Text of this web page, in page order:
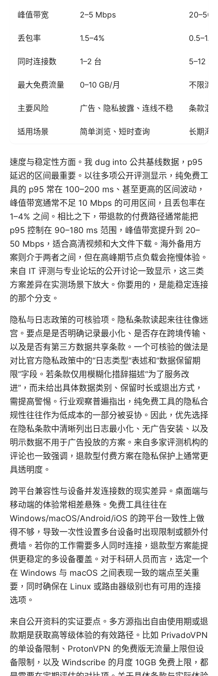
峰值带宽 2–5 Mbps 20–50
丢包率 1.5–4%
同时连接数 1–2 台 5–12
最大免费流量 0–10 GB/月 不限流
主要风险 广告、隐私披露、连线不稳 条款混
适用场景 简单浏览、短时查询 长期海
速度与稳定性方面。我 dug into 公共基线数据，p95
延迟的区间最重要。以往多项公开评测显示，纯免费工
具的 p95 常在 100–200 ms、甚至更高的区间波动，
峰值带宽通常不足 10 Mbps 的可用区间，且丢包率在
1–4% 之间。相比之下，带退款的付费路径通常能把
p95 控制在 90–180 ms 范围，峰值带宽提升到 20–
50 Mbps，适合高清视频和大文件下载。海外备用方
案则介于两者之间，但在高峰期节点负载会拖慢体验。
来自 IT 评测与专业论坛的公开讨论一致显示，这三类
方案差异在实测场景下放大。你要用的，是能稳定连接
的那个分支。
隐私与日志政策的可核验项。隐私条款读起来往往像迷
宫。要点是是否明确记录最小化、是否存在跨境传输、
以及是否有第三方数据共享条款。一个可核验的做法是
对比官方隐私政策中的“日志类型”表述和“数据保留期
限”字段。若条款仅用模糊化措辞描述“为了服务改
进”，而未给出具体数据类别、保留时长或退出方式，
需提高警惕。行业观察普遍指出，纯免费工具的隐私合
规性往往作为低成本的一部分被妥协。因此，优先选择
在隐私条款中清晰列出日志最小化、无广告安装、以及
明示数据不用于广告投放的方案。来自多家评测机构的
评论也一致强调，退款型付费方案在隐私保护上通常更
具透明度。
跨平台兼容性与设备并发连接数的现实差异。桌面端与
移动端的体验常相差悬殊。免费工具往往在
Windows/macOS/Android/iOS 的跨平台一致性上做
得不够，导致一次性设置多台设备时出现限制或额外付
费墙。若你的工作需要多人同时连接，退款型方案能提
供更稳定的多设备覆盖。对于科研人员而言，选定一个
在 Windows 与 macOS 之间表现一致的端点至关重
要，同时确保在 Linux 或路由器级别也有可用的连接
选项。
来自公开资料的实证要点。多方源指出自由使用期或退
款期是获取高等级体验的有效路径。比如 PrivadoVPN
的单设备限制、ProtonVPN 的免费版无流量上限但设
备限制，以及 Windscribe 的月度 10GB 免费上限，都